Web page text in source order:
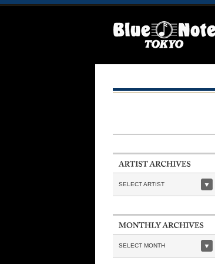
SELECT ARTIST
SELECT MONTH